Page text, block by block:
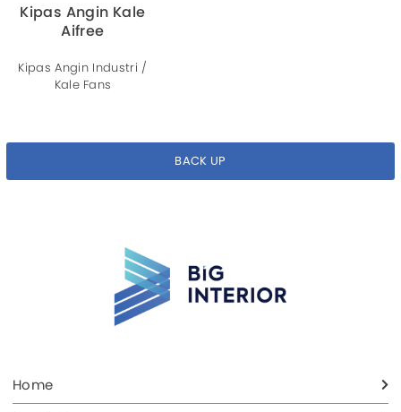
Kipas Angin Kale
Aifree
Kipas Angin Industri /
Kale Fans
BACK UP
Home